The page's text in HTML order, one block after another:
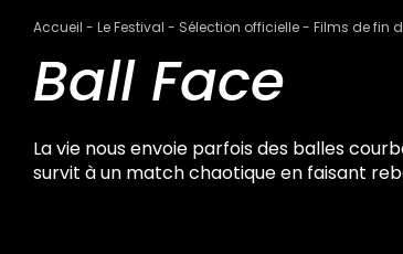
Fil
Accueil Le Festival Sélection officielle Films de fin
Ball Face
La vie nous envoie parfois des balles
survit à un match chaotique en faisant